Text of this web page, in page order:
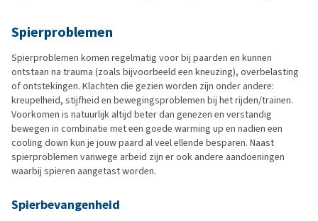
Spierproblemen
Spierproblemen komen regelmatig voor bij paarden en kunnen
ontstaan na trauma (zoals bijvoorbeeld een kneuzing), overbelasting
of ontstekingen. Klachten die gezien worden zijn onder andere:
kreupelheid, stijfheid en bewegingsproblemen bij het rijden/trainen.
Voorkomen is natuurlijk altijd beter dan genezen en verstandig
bewegen in combinatie met een goede warming up en nadien een
cooling down kun je jouw paard al veel ellende besparen. Naast
spierproblemen vanwege arbeid zijn er ook andere aandoeningen
waarbij spieren aangetast worden.
Spierbevangenheid